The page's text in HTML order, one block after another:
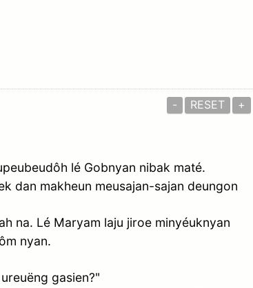
- RESET +
lé Gobnyan nibak maté.
dan makheun meusajan-sajan deungon
na. Lé Maryam laju jiroe minyéuknyan
nyan.
gasien?"